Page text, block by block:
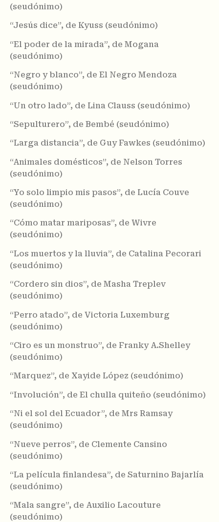
(seudónimo)
“Jesús dice”, de Kyuss (seudónimo)
“El poder de la mirada”, de Mogana
(seudónimo)
“Negro y blanco”, de El Negro Mendoza
(seudónimo)
“Un otro lado”, de Lina Clauss (seudónimo)
“Sepulturero”, de Bembé (seudónimo)
“Larga distancia”, de Guy Fawkes (seudónimo)
“Animales domésticos”, de Nelson Torres
(seudónimo)
“Yo solo limpio mis pasos”, de Lucía Couve
(seudónimo)
“Cómo matar mariposas”, de Wivre
(seudónimo)
“Los muertos y la lluvia”, de Catalina Pecorari
(seudónimo)
“Cordero sin dios”, de Masha Treplev
(seudónimo)
“Perro atado”, de Victoria Luxemburg
(seudónimo)
“Ciro es un monstruo”, de Franky A.Shelley
(seudónimo)
“Marquez”, de Xayide López (seudónimo)
“Involución”, de El chulla quiteño (seudónimo)
“Ni el sol del Ecuador”, de Mrs Ramsay
(seudónimo)
“Nueve perros”, de Clemente Cansino
(seudónimo)
“La película finlandesa”, de Saturnino Bajarlía
(seudónimo)
“Mala sangre”, de Auxilio Lacouture
(seudónimo)